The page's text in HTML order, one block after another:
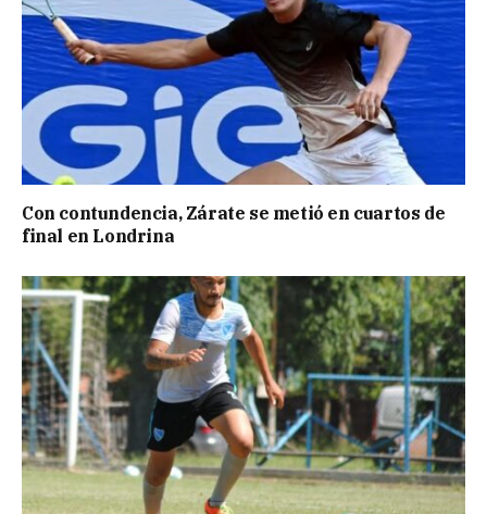
Con contundencia, Zárate se metió en cuartos de
final en Londrina